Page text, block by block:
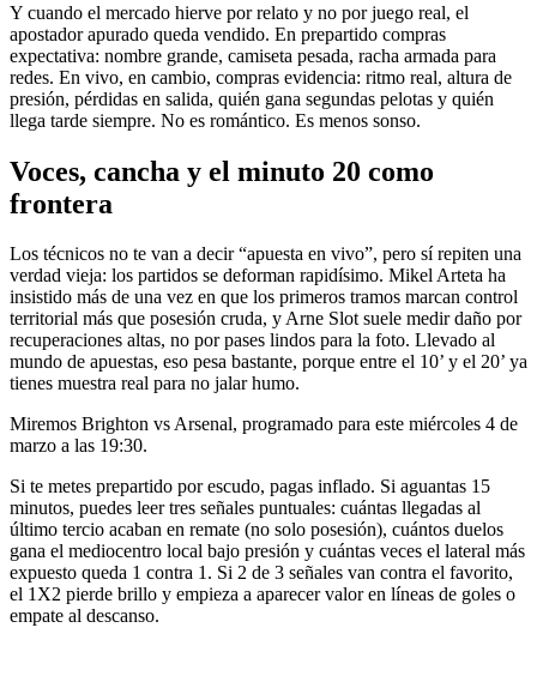
Y cuando el mercado hierve por relato y no por juego real, el
apostador apurado queda vendido. En prepartido compras
expectativa: nombre grande, camiseta pesada, racha armada para
redes. En vivo, en cambio, compras evidencia: ritmo real, altura de
presión, pérdidas en salida, quién gana segundas pelotas y quién
llega tarde siempre. No es romántico. Es menos sonso.
Voces, cancha y el minuto 20 como
frontera
Los técnicos no te van a decir “apuesta en vivo”, pero sí repiten una
verdad vieja: los partidos se deforman rapidísimo. Mikel Arteta ha
insistido más de una vez en que los primeros tramos marcan control
territorial más que posesión cruda, y Arne Slot suele medir daño por
recuperaciones altas, no por pases lindos para la foto. Llevado al
mundo de apuestas, eso pesa bastante, porque entre el 10’ y el 20’ ya
tienes muestra real para no jalar humo.
Miremos Brighton vs Arsenal, programado para este miércoles 4 de
marzo a las 19:30.
Si te metes prepartido por escudo, pagas inflado. Si aguantas 15
minutos, puedes leer tres señales puntuales: cuántas llegadas al
último tercio acaban en remate (no solo posesión), cuántos duelos
gana el mediocentro local bajo presión y cuántas veces el lateral más
expuesto queda 1 contra 1. Si 2 de 3 señales van contra el favorito,
el 1X2 pierde brillo y empieza a aparecer valor en líneas de goles o
empate al descanso.